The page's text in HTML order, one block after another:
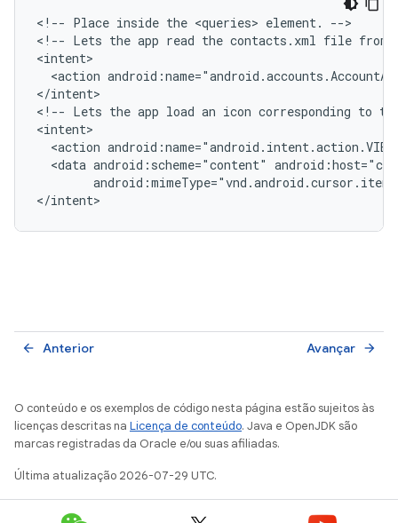
<!-- Place inside the <queries> element.
-->
<!-- Lets the app read the contacts.xml file from
<action
</intent>
<!-- Lets the app load an icon corresponding to
<action
<data android:scheme="content"
</intent>
Anterior
arrow_back Avançar arrow_forward
O conteúdo e os exemplos de código nesta página estão sujeitos às
licenças descritas na Licença de conteúdo. Java e OpenJDK são
marcas registradas da Oracle e/ou suas afiliadas.
Última atualização 2026-07-29 UTC.